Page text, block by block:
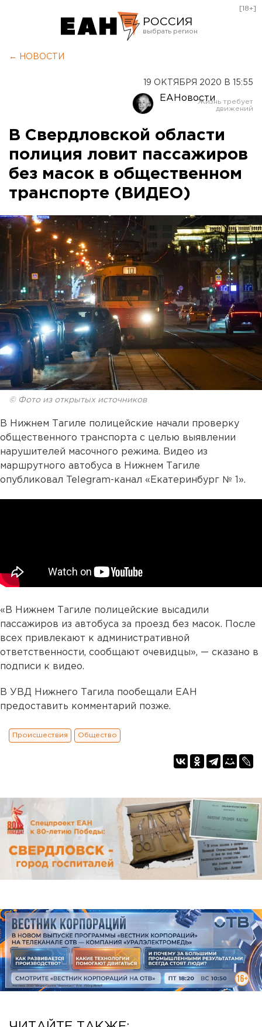
РОССИЯ
Оренбург
[18+]
← НОВОСТИ
19 ОКТЯБРЯ 2020 В 15:55
ЕАНовости
В Свердловской области
полиция ловит пассажиров
без масок в общественном
транспорте (ВИДЕО)
© Фото из открытых источников
В Нижнем Тагиле полицейские начали проверку
общественного транспорта с целью выявлении
нарушителей масочного режима. Видео из
маршрутного автобуса в Нижнем Тагиле
опубликовал Telegram-канал «Екатеринбург № 1».
«В Нижнем Тагиле полицейские высадили
пассажиров из автобуса за проезд без масок. После
всех привлекают к административной
ответственности, сообщают очевидцы», — сказано в
подписи к видео.
В УВД Нижнего Тагила пообещали ЕАН
предоставить комментарий позже.
Происшествия Общество